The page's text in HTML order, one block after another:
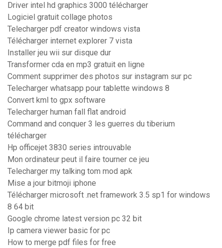
Driver intel hd graphics 3000 télécharger
Logiciel gratuit collage photos
Telecharger pdf creator windows vista
Télécharger internet explorer 7 vista
Installer jeu wii sur disque dur
Transformer cda en mp3 gratuit en ligne
Comment supprimer des photos sur instagram sur pc
Telecharger whatsapp pour tablette windows 8
Convert kml to gpx software
Telecharger human fall flat android
Command and conquer 3 les guerres du tiberium
télécharger
Hp officejet 3830 series introuvable
Mon ordinateur peut il faire tourner ce jeu
Telecharger my talking tom mod apk
Mise a jour bitmoji iphone
Télécharger microsoft .net framework 3.5 sp1 for windows
8 64 bit
Google chrome latest version pc 32 bit
Ip camera viewer basic for pc
How to merge pdf files for free